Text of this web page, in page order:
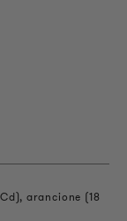
arancione (18